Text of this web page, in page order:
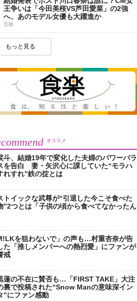
王争いは「今田美桜VS芦田愛菜」の2強
へ、あのモデル女優も大躍進か
芸能
もっと見る
オススメ
斗、結婚19年で変化した夫婦のパワーバラ
を告白 妻・矢沢心に課していた“モラハ
れすれ”鉄の掟とは
トイックな武尊が“引退した今こそ食べた
”2つとは「子供の頃から食べてなかったん
を狙わないで」の声も…村重杏奈が告
た「推しメンバーへの熱烈愛」にファンが
戒
蓮の不在に賛否も…「FIRST TAKE」大注
裏で投稿された“Snow Manの意味深イン
”にファン感動